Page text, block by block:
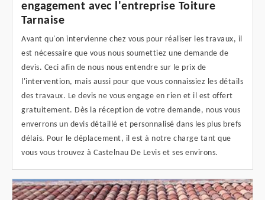
engagement avec l'entreprise Toiture
Tarnaise
Avant qu'on intervienne chez vous pour réaliser les travaux, il
est nécessaire que vous nous soumettiez une demande de
devis. Ceci afin de nous nous entendre sur le prix de
l'intervention, mais aussi pour que vous connaissiez les détails
des travaux. Le devis ne vous engage en rien et il est offert
gratuitement. Dès la réception de votre demande, nous vous
enverrons un devis détaillé et personnalisé dans les plus brefs
délais. Pour le déplacement, il est à notre charge tant que
vous vous trouvez à Castelnau De Levis et ses environs.